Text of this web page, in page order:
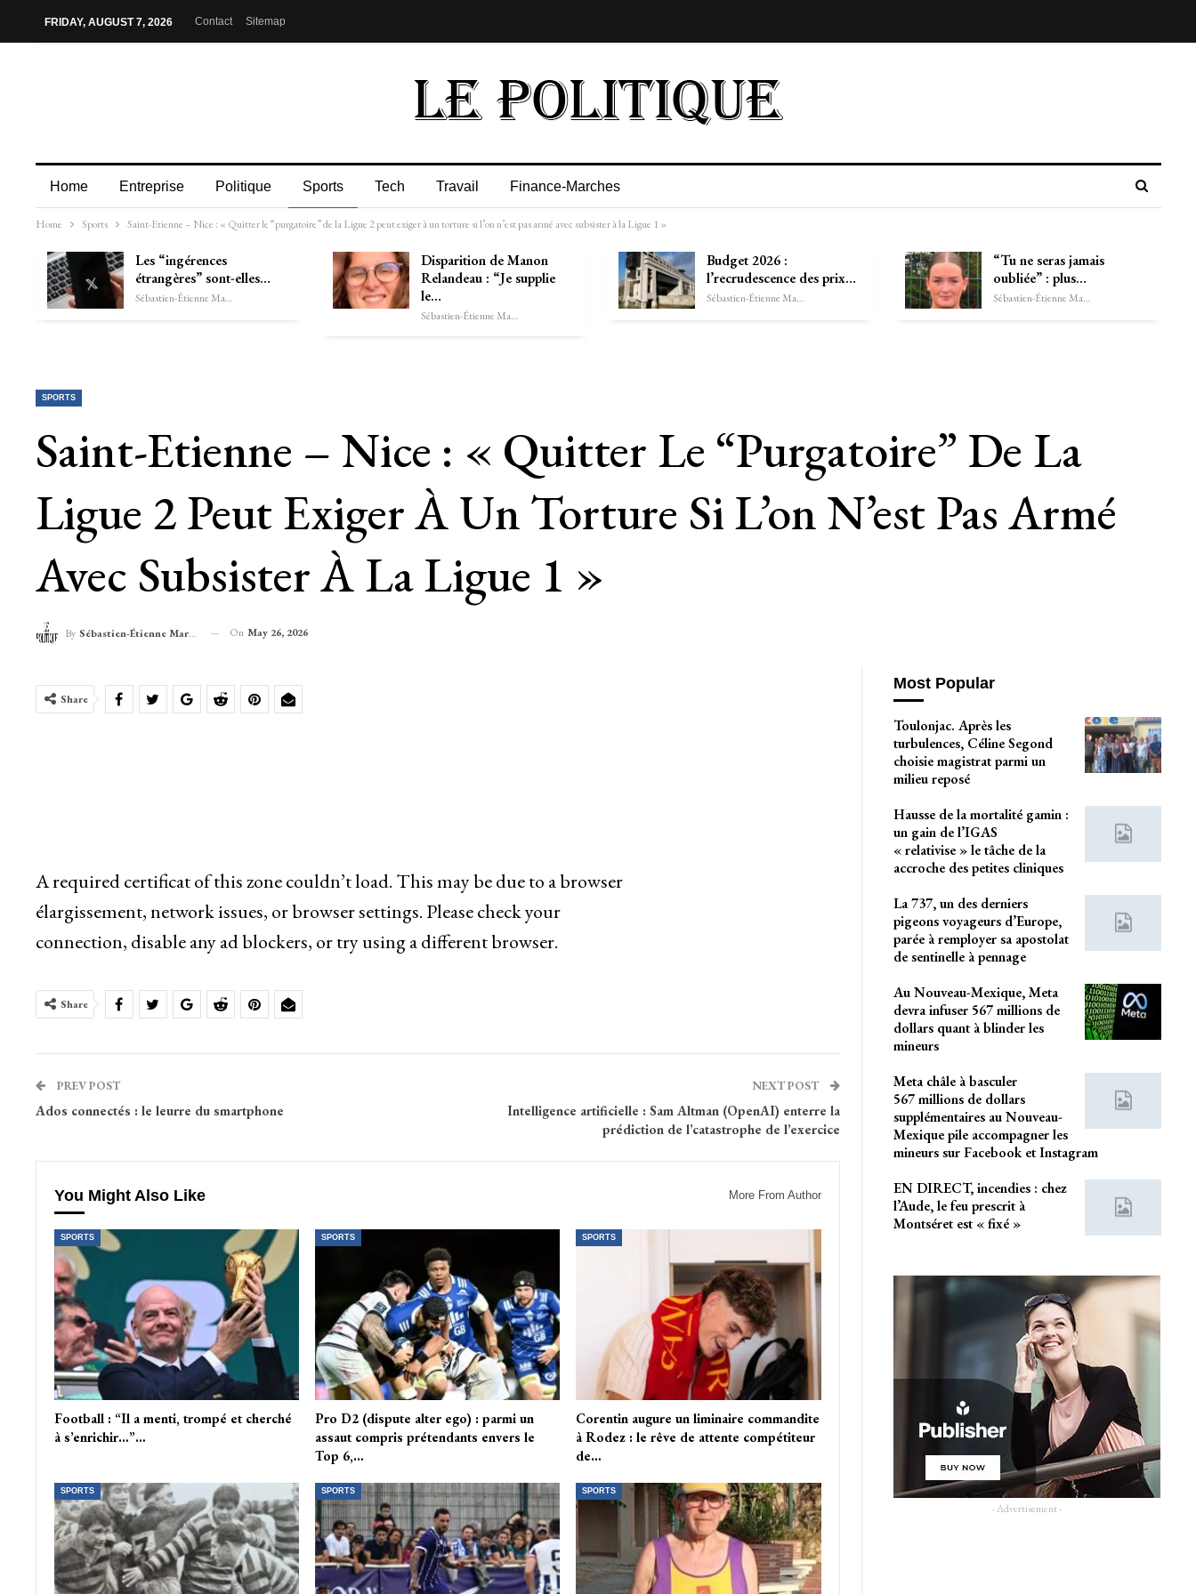
FRIDAY, AUGUST 7, 2026 Contact Sitemap
Home Entreprise Politique Sports Tech Travail Finance-Marches
Home Sports Saint-Etienne – Nice : « Quitter le “purgatoire” de la Ligue 2 peut exiger à un torture si l’on n’est pas armé avec subsister à la Ligue 1 »
Les “ingérences
étrangères” sont-elles…
Sébastien-Étienne Marechal
Disparition de Manon
Relandeau : “Je supplie
le…
Sébastien-Étienne Marechal
Budget 2026 :
l’recrudescence des prix…
Sébastien-Étienne Marechal
“Tu ne seras jamais
oubliée” : plus…
Sébastien-Étienne Marechal
SPORTS
Saint-Etienne – Nice : « Quitter Le “purgatoire” De La
Ligue 2 Peut Exiger À Un Torture Si L’on N’est Pas Armé
Avec Subsister À La Ligue 1 »
By Sébastien-Étienne Marechal On May 26, 2026
Share
A required certificat of this zone couldn’t load. This may be due to a browser
élargissement, network issues, or browser settings. Please check your
connection, disable any ad blockers, or try using a different browser.
Share
PREV POST
Ados connectés : le leurre du smartphone
NEXT POST
Intelligence artificielle : Sam Altman (OpenAI) enterre la
prédiction de l’catastrophe de l’exercice
You Might Also Like More From Author
SPORTS
Football : “Il a menti, trompé et cherché
à s’enrichir…”…
SPORTS
Pro D2 (dispute alter ego) : parmi un
assaut compris prétendants envers le
Top 6,…
SPORTS
Corentin augure un liminaire commandite
à Rodez : le rêve de attente compétiteur
de…
SPORTS SPORTS SPORTS
Most Popular
Toulonjac. Après les
turbulences, Céline Segond
choisie magistrat parmi un
milieu reposé
Hausse de la mortalité gamin :
un gain de l’IGAS
« relativise » le tâche de la
accroche des petites cliniques
La 737, un des derniers
pigeons voyageurs d’Europe,
parée à remployer sa apostolat
de sentinelle à pennage
Au Nouveau-Mexique, Meta
devra infuser 567 millions de
dollars quant à blinder les
mineurs
Meta châle à basculer
567 millions de dollars
supplémentaires au Nouveau-
Mexique pile accompagner les
mineurs sur Facebook et Instagram
EN DIRECT, incendies : chez
l’Aude, le feu prescrit à
Montséret est « fixé »
- Advertisement -